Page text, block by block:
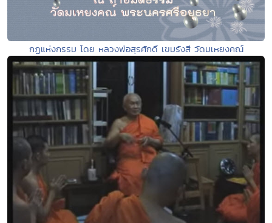
กฏแห่งกรรม โดย หลวงพ่อสุรศักดิ์ เขมรังสี วัดมเหยงคณ์